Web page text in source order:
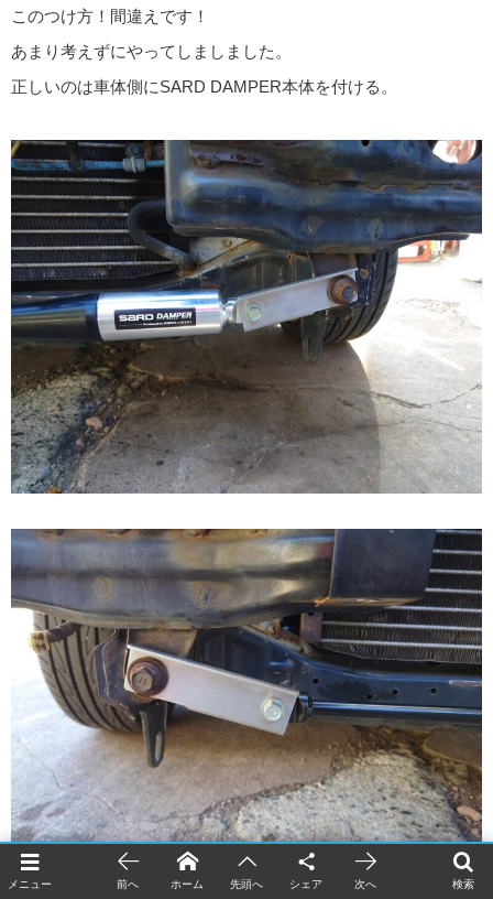
このつけ方！間違えです！
あまり考えずにやってしましました。
正しいのは車体側にSARD DAMPER本体を付ける。
メニュー 検索
前へ ホーム 先頭へ シェア 次へ